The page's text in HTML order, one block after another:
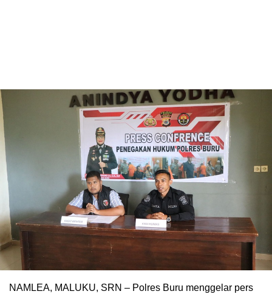
NAMLEA, MALUKU, SRN – Polres Buru menggelar pers